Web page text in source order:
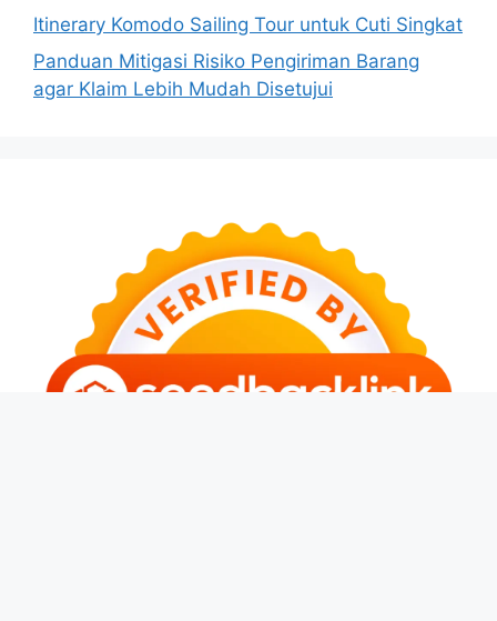
Itinerary Komodo Sailing Tour untuk Cuti Singkat
Panduan Mitigasi Risiko Pengiriman Barang
agar Klaim Lebih Mudah Disetujui